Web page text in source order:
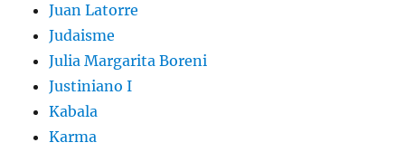
Juan Latorre
Judaisme
Julia Margarita Boreni
Justiniano I
Kabala
Karma